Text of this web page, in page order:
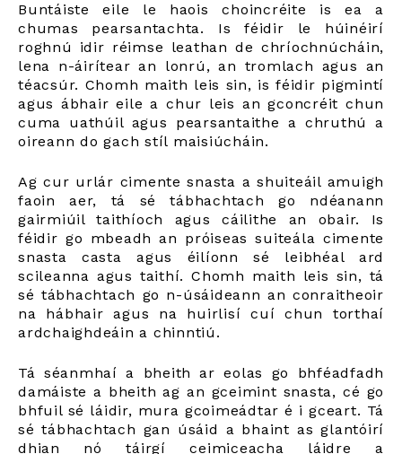
Buntáiste eile le haois choincréite is ea a
chumas pearsantachta. Is féidir le húinéirí
roghnú idir réimse leathan de chríochnúcháin,
lena n-áirítear an lonrú, an tromlach agus an
téacsúr. Chomh maith leis sin, is féidir pigmintí
agus ábhair eile a chur leis an gconcréit chun
cuma uathúil agus pearsantaithe a chruthú a
oireann do gach stíl maisiúcháin.
Ag cur urlár cimente snasta a shuiteáil amuigh
faoin aer, tá sé tábhachtach go ndéanann
gairmiúil taithíoch agus cáilithe an obair. Is
féidir go mbeadh an próiseas suiteála cimente
snasta casta agus éilíonn sé leibhéal ard
scileanna agus taithí. Chomh maith leis sin, tá
sé tábhachtach go n-úsáideann an conraitheoir
na hábhair agus na huirlisí cuí chun torthaí
ardchaighdeáin a chinntiú.
Tá séanmhaí a bheith ar eolas go bhféadfadh
damáiste a bheith ag an gceimint snasta, cé go
bhfuil sé láidir, mura gcoimeádtar é i gceart. Tá
sé tábhachtach gan úsáid a bhaint as glantóirí
dhian nó táirgí ceimiceacha láidre a